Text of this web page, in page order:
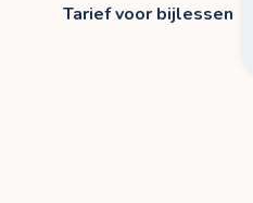
Tarief voor bijlessen